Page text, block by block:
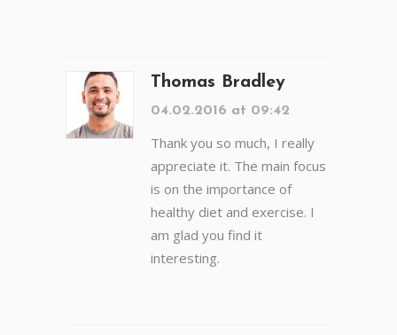
Thomas Bradley
04.02.2016 at 09:42
Thank you so much, I really
appreciate it. The main focus
is on the importance of
healthy diet and exercise. I
am glad you find it
interesting.